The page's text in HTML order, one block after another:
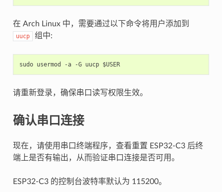
在 Arch Linux 中，需要通过以下命令将用户添加到
uucp 组中:
sudo usermod -a -G uucp $USER
请重新登录，确保串口读写权限生效。
确认串口连接
现在，请使用串口终端程序，查看重置 ESP32-C3 后终
端上是否有输出，从而验证串口连接是否可用。
ESP32-C3 的控制台波特率默认为 115200。